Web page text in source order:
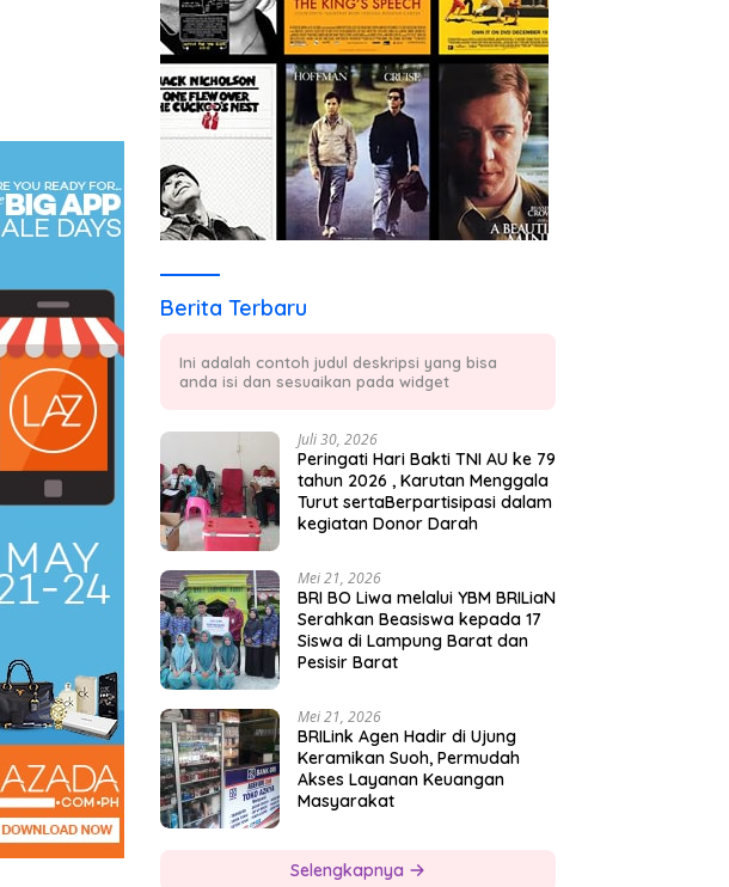
Berita Terbaru
Ini adalah contoh judul deskripsi yang bisa
anda isi dan sesuaikan pada widget
Juli 30, 2026
Peringati Hari Bakti TNI AU ke 79
tahun 2026 , Karutan Menggala
Turut sertaBerpartisipasi dalam
kegiatan Donor Darah
Mei 21, 2026
BRI BO Liwa melalui YBM BRILiaN
Serahkan Beasiswa kepada 17
Siswa di Lampung Barat dan
Pesisir Barat
Mei 21, 2026
BRILink Agen Hadir di Ujung
Keramikan Suoh, Permudah
Akses Layanan Keuangan
Masyarakat
Selengkapnya